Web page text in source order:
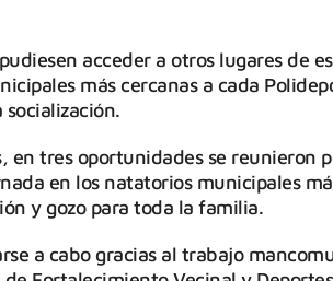
acceder a otros lugares de
más cercanas a cada
en tres oportunidades se reunieron
en los natatorios municipales
y gozo para toda la familia.
a cabo gracias al trabajo